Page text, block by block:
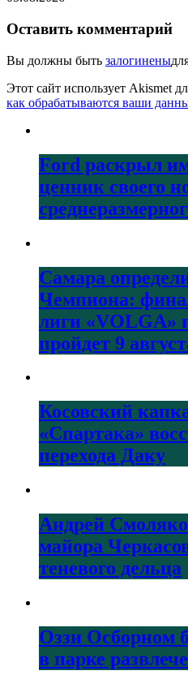
Оставить комментарий
Вы должны быть залогинены
Этот сайт использует Akismet
как обрабатываются ваши
Ford раскрыл
ценник своего
Самара
Чемпиона:
лиги «VOLGA»
пройдет 9
Косовский
«Спартака»
перехода Даку
Андрей
майора
теневого дельца
Оззи Осборном
в парке